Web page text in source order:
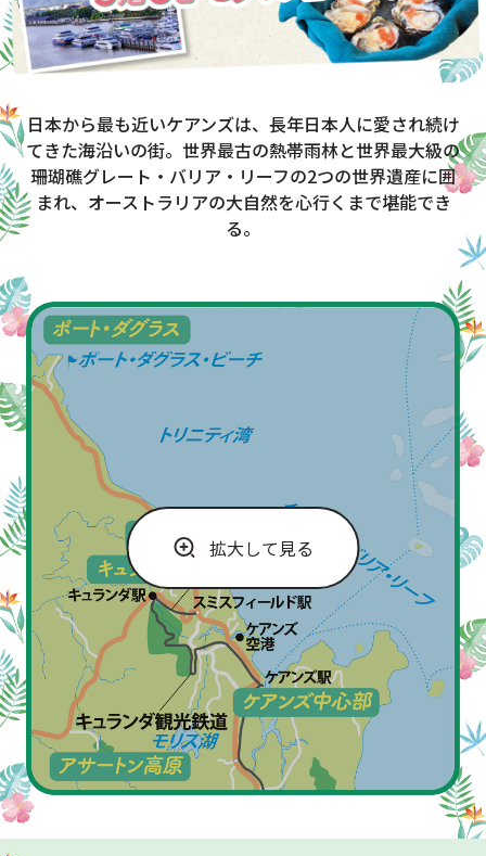
日本から最も近いケアンズは、長年日本人に愛され続け
てきた海沿いの街。世界最古の熱帯雨林と世界最大級の
珊瑚礁グレート・バリア・リーフの2つの世界遺産に囲
まれ、オーストラリアの大自然を心行くまで堪能でき
る。
拡大して見る